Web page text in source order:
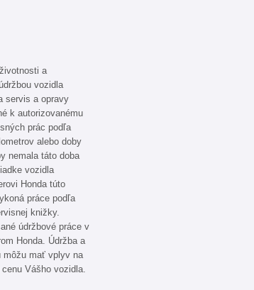
a
vozidla
servis a opravy
k autorizovanému
prác podľa
alebo doby
nemala táto doba
vozidla
Honda túto
práce podľa
knižky.
údržbové práce v
Honda. Údržba a
môžu mať vplyv na
Vášho vozidla.